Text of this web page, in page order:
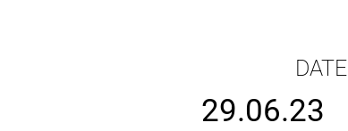
DATE
29.06.23